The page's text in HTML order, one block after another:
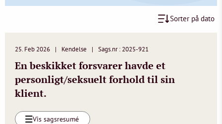
Sorter på dato
25. Feb 2026 Kendelse Sags.nr : 2025-921
En beskikket forsvarer havde et
personligt/seksuelt forhold til sin
klient.
Vis sagsresumé